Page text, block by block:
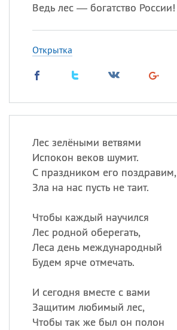
Ведь лес — богатство России!
Открытка
Лес зелёными ветвями
Испокон веков шумит.
С праздником его поздравим,
Зла на нас пусть не таит.
Чтобы каждый научился
Лес родной оберегать,
Леса день международный
Будем ярче отмечать.
И сегодня вместе с вами
Защитим любимый лес,
Чтобы так же был он полон